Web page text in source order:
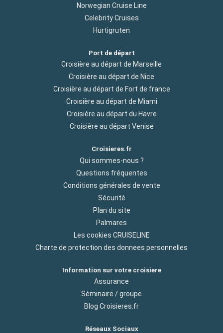
Norwegian Cruise Line
Celebrity Cruises
Hurtigruten
Port de départ
Croisière au départ de Marseille
Croisière au départ de Nice
Croisière au départ de Fort de france
Croisière au départ de Miami
Croisière au départ du Havre
Croisière au départ Venise
Croisieres.fr
Qui sommes-nous ?
Questions fréquentes
Conditions générales de vente
Sécurité
Plan du site
Palmares
Les cookies CRUISELINE
Charte de protection des donnees personnelles
Information sur votre croisiere
Assurance
Séminaire / groupe
Blog Croisieres.fr
Réseaux Sociaux